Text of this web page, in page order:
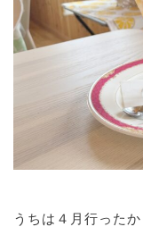
うちは４月行った